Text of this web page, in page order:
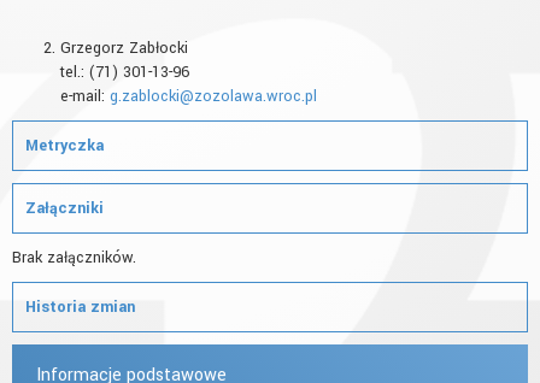
Grzegorz Zabłocki
tel.: (71) 301-13-96
e-mail:
Metryczka
Załączniki
Brak załączników.
Historia zmian
Informacje podstawowe